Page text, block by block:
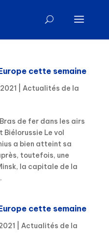
cette semaine
Actualités de la
de fer dans les airs
Biélorussie Le vol
a bien atteint sa
toutefois, une
la capitale de la
cette semaine
Actualités de la